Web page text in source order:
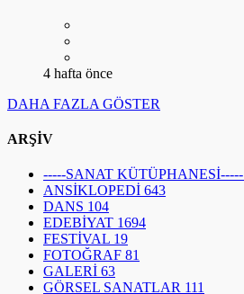
4 hafta önce
DAHA FAZLA GÖSTER
ARŞİV
-----SANAT KÜTÜPHANESİ-----
ANSİKLOPEDİ 643
DANS 104
EDEBİYAT 1694
FESTİVAL 19
FOTOĞRAF 81
GALERİ 63
GÖRSEL SANATLAR 111